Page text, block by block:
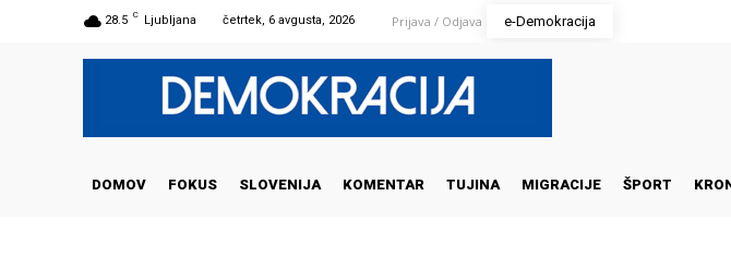
28.5 C Ljubljana četrtek, 6 avgusta, 2026 Prijava / Odjava e-Demokracija
DOMOV FOKUS SLOVENIJA KOMENTAR TUJINA MIGRACIJE ŠPORT